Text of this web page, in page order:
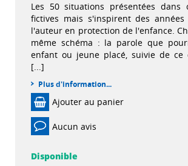
Les 50 situations présentées dans
fictives mais s'inspirent des années
l'auteur en protection de l'enfance.
même schéma : la parole que
enfant ou jeune placé, suivie de ce
[...]
Plus d'information...
Ajouter au panier
Aucun avis
Disponible